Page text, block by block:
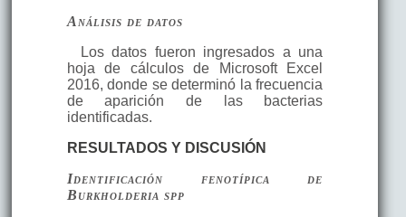
Análisis de datos
Los datos fueron ingresados a una
hoja de cálculos de Microsoft Excel
2016, donde se determinó la frecuencia
de aparición de las bacterias
identificadas.
RESULTADOS Y DISCUSIÓN
Identificación fenotípica de
Burkholderia spp